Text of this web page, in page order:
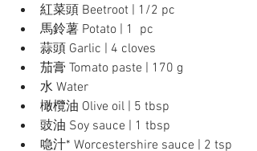
紅菜頭 Beetroot | 1/2 pc
馬鈴薯 Potato | 1  pc
蒜頭 Garlic | 4 cloves
茄膏 Tomato paste | 170 g
水 Water
橄欖油 Olive oil | 5 tbsp
豉油 Soy sauce | 1 tbsp
喼汁* Worcestershire sauce | 2 tsp